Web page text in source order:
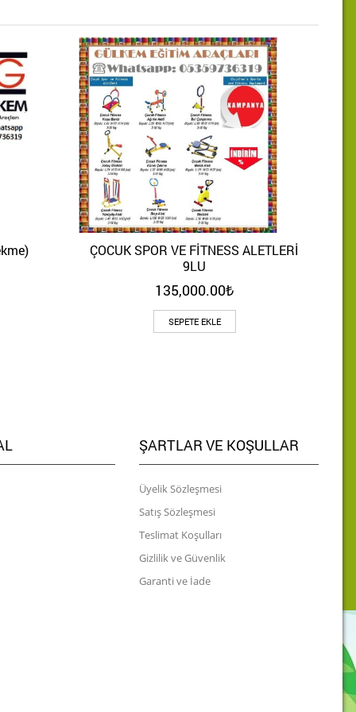
Hızlı Bakış
ÇOCUK SPOR VE FİTNESS ALETLERİ
9LU
135,000.00₺
SEPETE EKLE
ŞARTLAR VE KOŞULLAR
Üyelik Sözleşmesi
Satış Sözleşmesi
Teslimat Koşulları
Gizlilik ve Güvenlik
Garanti ve İade